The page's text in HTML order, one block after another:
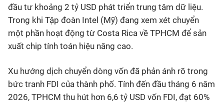
đầu tư khoảng 2 tỷ USD phát triển trung tâm dữ liệu.
Trong khi Tập đoàn Intel (Mỹ) đang xem xét chuyển
một phần hoạt động từ Costa Rica về TPHCM để sản
xuất chip tính toán hiệu năng cao.
Xu hướng dịch chuyển dòng vốn đã phản ánh rõ trong
bức tranh FDI của thành phố. Tính đến đầu tháng 6 năm
2026, TPHCM thu hút hơn 6,6 tỷ USD vốn FDI, đạt 60%